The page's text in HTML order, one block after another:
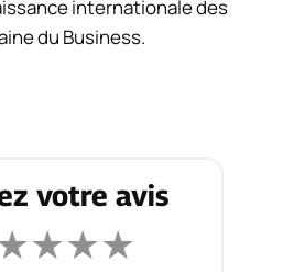
internationale des
du Business.
votre avis
★★★